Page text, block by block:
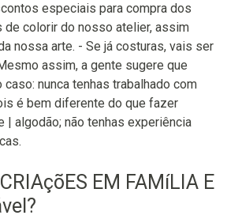
especiais para compra dos
de colorir do nosso atelier, assim
nossa arte. - Se já costuras, vais ser
assim, a gente sugere que
nunca tenhas trabalhado com
é bem diferente do que fazer
| algodão; não tenhas experiência
EM FAMíLIA E